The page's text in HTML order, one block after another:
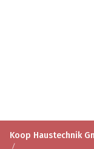
Koop Haustechnik